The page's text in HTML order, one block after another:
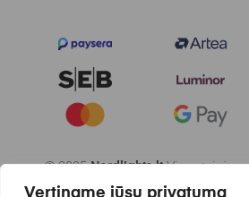
Vertiname jūsų privatumą
© 2025Nordlights.ltVisos teisės
Waymakers.lt